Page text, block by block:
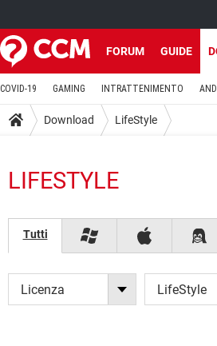
FORUM GUIDE
COVID-19 GAMING INTRATTENIMENTO
Download LifeStyle
LIFESTYLE
Tutti
Licenza LifeStyle